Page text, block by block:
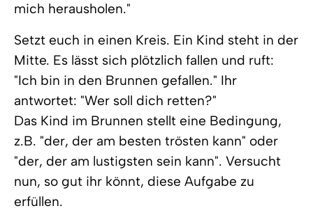
mich herausholen."
Setzt euch in einen Kreis. Ein Kind steht in der
Mitte. Es lässt sich plötzlich fallen und ruft:
"Ich bin in den Brunnen gefallen." Ihr
antwortet: "Wer soll dich retten?"
Das Kind im Brunnen stellt eine Bedingung,
z.B. "der, der am besten trösten kann" oder
"der, der am lustigsten sein kann". Versucht
nun, so gut ihr könnt, diese Aufgabe zu
erfüllen.